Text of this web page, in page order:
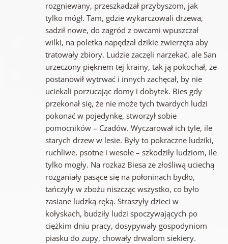
rozgniewany, przeszkadzał przybyszom, jak
tylko mógł. Tam, gdzie wykarczowali drzewa,
sadził nowe, do zagród z owcami wpuszczał
wilki, na poletka napędzał dzikie zwierzęta aby
tratowały zbiory. Ludzie zaczęli narzekać, ale San
urzeczony pięknem tej krainy, tak ją pokochał, że
postanowił wytrwać i innych zachęcał, by nie
uciekali porzucając domy i dobytek. Bies gdy
przekonał się, że nie może tych twardych ludzi
pokonać w pojedynkę, stworzył sobie
pomocników – Czadów. Wyczarował ich tyle, ile
starych drzew w lesie. Były to pokraczne ludziki,
ruchliwe, psotne i wesołe – szkodziły ludziom, ile
tylko mogły. Na rozkaz Biesa ze złośliwą uciechą
rozganiały pasące się na połoninach bydło,
tańczyły w zbożu niszcząc wszystko, co było
zasiane ludzką ręką. Straszyły dzieci w
kołyskach, budziły ludzi spoczywających po
ciężkim dniu pracy, dosypywały gospodyniom
piasku do zupy, chowały drwalom siekiery.